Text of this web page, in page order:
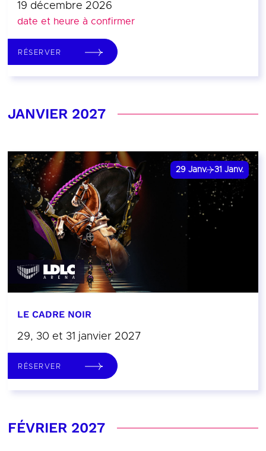
19 décembre 2026
date et heure à confirmer
RÉSERVER
JANVIER 2027
29 Janv. 31 Janv.
LE CADRE NOIR
29, 30 et 31 janvier 2027
RÉSERVER
FÉVRIER 2027